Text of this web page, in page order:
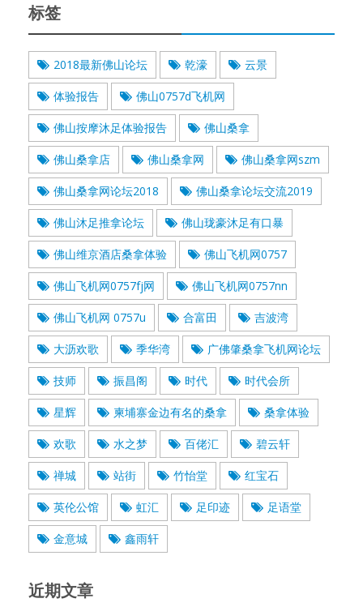
标签
2018最新佛山论坛 乾濠 云景
体验报告 佛山0757d飞机网
佛山按摩沐足体验报告 佛山桑拿
佛山桑拿店 佛山桑拿网 佛山桑拿网szm
佛山桑拿网论坛2018 佛山桑拿论坛交流2019
佛山沐足推拿论坛 佛山珑豪沐足有口暴
佛山维京酒店桑拿体验 佛山飞机网0757
佛山飞机网0757fj网 佛山飞机网0757nn
佛山飞机网 0757u 合富田 吉波湾
大沥欢歌 季华湾 广佛肇桑拿飞机网论坛
技师 振昌阁 时代 时代会所
星辉 柬埔寨金边有名的桑拿 桑拿体验
欢歌 水之梦 百佬汇 碧云轩
禅城 站街 竹怡堂 红宝石
英伦公馆 虹汇 足印迹 足语堂
金意城 鑫雨轩
近期文章